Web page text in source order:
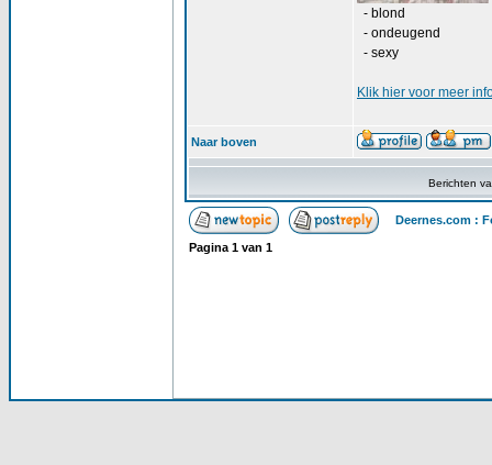
- blond
- ondeugend
- sexy
Klik hier voor meer
Naar boven
Berichten
Deernes.com :
Pagina 1 van 1